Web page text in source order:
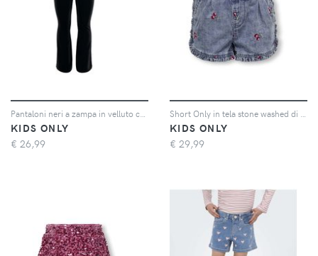
KIDS ONLY
€ 26,99
KIDS ONLY
€ 29,99